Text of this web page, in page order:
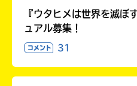
『ウタヒメは世界を滅ぼ
ュアル募集！
コメント 31